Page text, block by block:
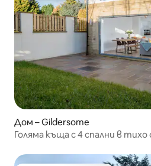
Дом – Gildersome
Голяма къща с 4 спални в тихо